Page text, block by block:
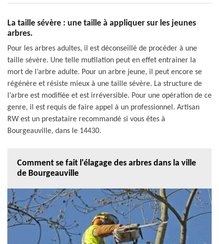
La taille sévère : une taille à appliquer sur les jeunes
arbres.
Pour les arbres adultes, il est déconseillé de procéder à une
taille sévère. Une telle mutilation peut en effet entrainer la
mort de l’arbre adulte. Pour un arbre jeune, il peut encore se
régénère et résiste mieux à une taille sévère. La structure de
l’arbre est modifiée et est irréversible. Pour une opération de ce
genre, il est requis de faire appel à un professionnel. Artisan
RW est un prestataire recommandé si vous êtes à
Bourgeauville, dans le 14430.
Comment se fait l'élagage des arbres dans la ville
de Bourgeauville